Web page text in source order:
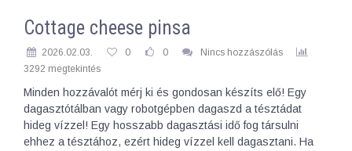
Cottage cheese pinsa
2026.02.03. 0 0
Nincs hozzászólás
3292 megtekintés
Minden hozzávalót mérj ki és gondosan készíts elő! Egy
dagasztótálban vagy robotgépben dagaszd a tésztádat
hideg vízzel! Egy hosszabb dagasztási idő fog társulni
ehhez a tésztához, ezért hideg vízzel kell dagasztani. Ha